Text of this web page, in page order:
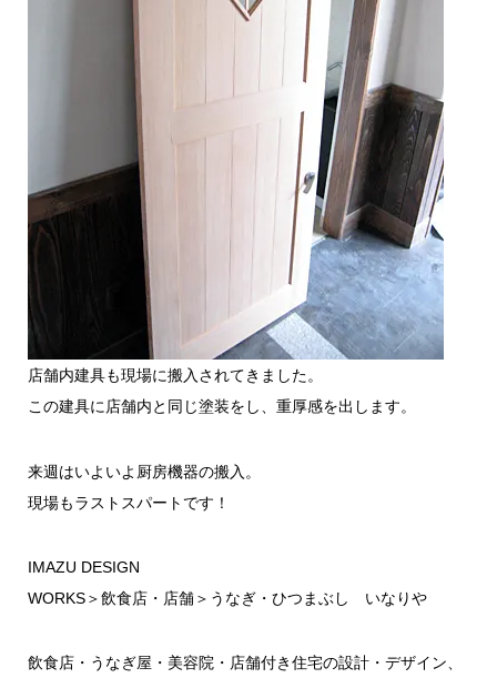
店舗内建具も現場に搬入されてきました。
この建具に店舗内と同じ塗装をし、重厚感を出します。
来週はいよいよ厨房機器の搬入。
現場もラストスパートです！
IMAZU DESIGN
WORKS＞飲食店・店舗＞ うなぎ・ひつまぶし いなりや
飲食店・うなぎ屋・美容院・店舗付き住宅の設計・デザイン、